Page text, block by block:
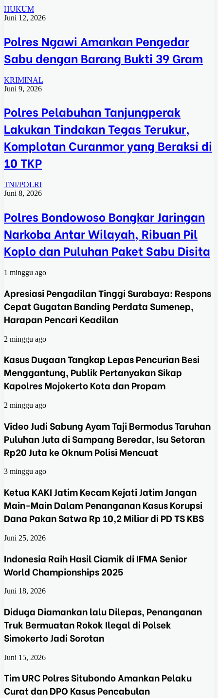
HUKUM
Juni 12, 2026
Polres Ngawi Amankan Pengedar
Sabu dengan Barang Bukti 39 Gram
KRIMINAL
Juni 9, 2026
Polres Pelabuhan Tanjungperak
Lakukan Tindakan Tegas Terukur,
Komplotan Curanmor yang Beraksi di
10 TKP
TNI/POLRI
Juni 8, 2026
Polres Bondowoso Bongkar Jaringan
Narkoba Antar Wilayah, Ribuan Pil
Koplo dan Puluhan Paket Sabu Disita
1 minggu ago
Apresiasi Pengadilan Tinggi Surabaya: Respons
Cepat Gugatan Banding Perdata Sumenep,
Harapan Pencari Keadilan
2 minggu ago
Kasus Dugaan Tangkap Lepas Pencurian Besi
Menggantung, Publik Pertanyakan Sikap
Kapolres Mojokerto Kota dan Propam
2 minggu ago
Video Judi Sabung Ayam Taji Bermodus Taruhan
Puluhan Juta di Sampang Beredar, Isu Setoran
Rp20 Juta ke Oknum Polisi Mencuat
3 minggu ago
Ketua KAKI Jatim Kecam Kejati Jatim Jangan
Main-Main Dalam Penanganan Kasus Korupsi
Dana Pakan Satwa Rp 10,2 Miliar di PD TS KBS
Juni 25, 2026
Indonesia Raih Hasil Ciamik di IFMA Senior
World Championships 2025
Juni 18, 2026
Diduga Diamankan lalu Dilepas, Penanganan
Truk Bermuatan Rokok Ilegal di Polsek
Simokerto Jadi Sorotan
Juni 15, 2026
Tim URC Polres Situbondo Amankan Pelaku
Curat dan DPO Kasus Pencabulan